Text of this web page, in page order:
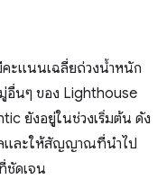
ะแนนเฉลี่ยถ่วงน้ำหนัก
อื่นๆ ของ Lighthouse
ยังอยู่ในช่วงเริ่มต้น ดัง
และให้สัญญาณที่นำไป
ชัดเจน